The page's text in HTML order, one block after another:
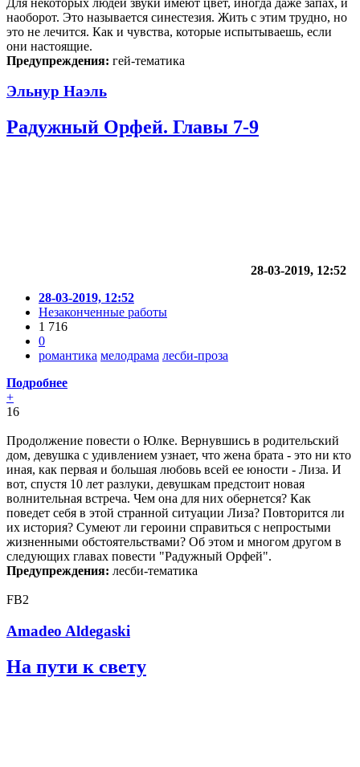
наоборот. Это называется синестезия. Жить с этим трудно, но
это не лечится. Как и чувства, которые испытываешь, если
они настоящие.
Предупреждения: гей-тематика
Эльнур Наэль
Радужный Орфей. Главы 7-9
28-03-2019, 12:52
28-03-2019, 12:52
Незаконченные работы
1 716
0
романтика мелодрама лесби-проза
Подробнее
+
16
Продолжение повести о Юлке. Вернувшись в родительский
дом, девушка с удивлением узнает, что жена брата - это ни кто
иная, как первая и большая любовь всей ее юности - Лиза. И
вот, спустя 10 лет разлуки, девушкам предстоит новая
волнительная встреча. Чем она для них обернется? Как
поведет себя в этой странной ситуации Лиза? Повторится ли
их история? Сумеют ли героини справиться с непростыми
жизненными обстоятельствами? Об этом и многом другом в
следующих главах повести "Радужный Орфей".
Предупреждения: лесби-тематика
FB2
Amadeo Aldegaski
На пути к свету